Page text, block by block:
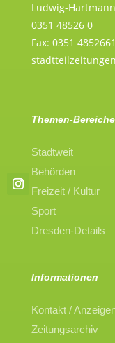
Ludwig-
0351 48526 0
Fax: 0351
Themen-Bereiche
Stadtweit
Behörden
Freizeit / Kultur
Sport
Dresden-Details
Informationen
Kontakt /
Zeitungsarchiv